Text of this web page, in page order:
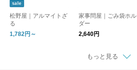
sale
松野屋｜アルマイトざ
る
1,782円～
家事問屋｜ごみ袋ホル
ダー
2,640円
もっと見る